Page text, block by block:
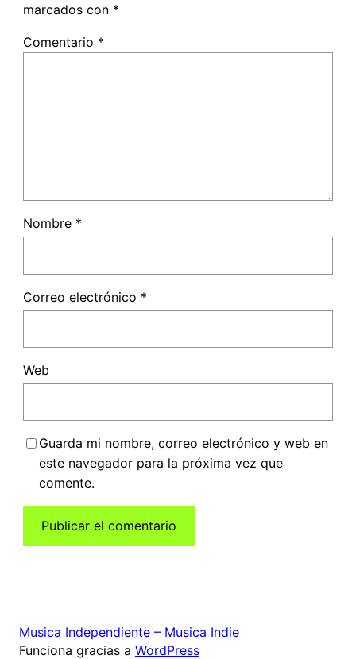
marcados con *
Comentario *
Nombre *
Correo electrónico *
Web
Guarda mi nombre, correo electrónico y web en
este navegador para la próxima vez que
comente.
Musica Independiente – Musica Indie
Funciona gracias a WordPress